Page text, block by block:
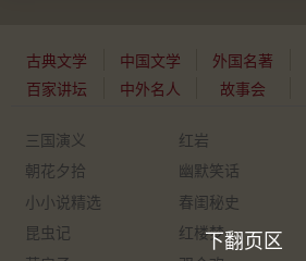
古典文学 中国文学 外国名著
百家讲坛
中外名人 故事会
三国演义 红岩
朝花夕拾
幽默笑话
小小说精选
春闺秘史
昆虫记
红楼梦下翻页区